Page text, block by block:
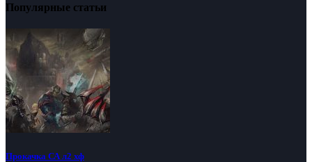
Популярные статьи
Прокачка СА л2 хф